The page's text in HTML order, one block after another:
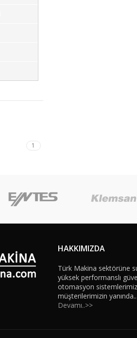
1
HAKKIMIZDA
Türk Makina sektörüne
yüksek performanslı
otomasyon
müşterilerimizin yanında..
Devamı..>>